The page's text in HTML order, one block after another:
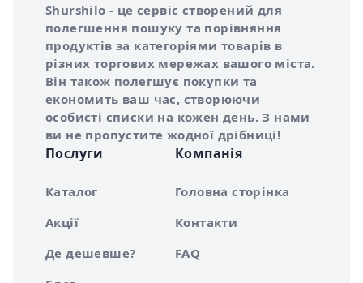
Про сервіс Shurshilo
Shurshilo - це сервіс створений для
полегшення пошуку та порівняння
продуктів за категоріями товарів в
різних торгових мережах вашого міста.
Він також полегшує покупки та
економить ваш час, створюючи
особисті списки на кожен день. З нами
ви не пропустите жодної дрібниці!
Послуги
Каталог
Акції
Де дешевше?
Компанія
Головна сторінка
Контакти
FAQ